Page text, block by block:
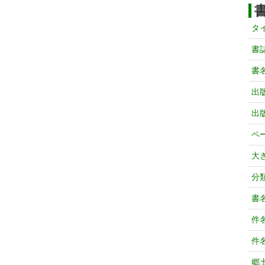
タ
書
書
出
出
ペ
大
分
書
件
件
郷